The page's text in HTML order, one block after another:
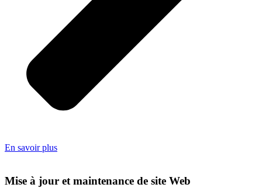
En savoir plus
Mise à jour et maintenance de site Web